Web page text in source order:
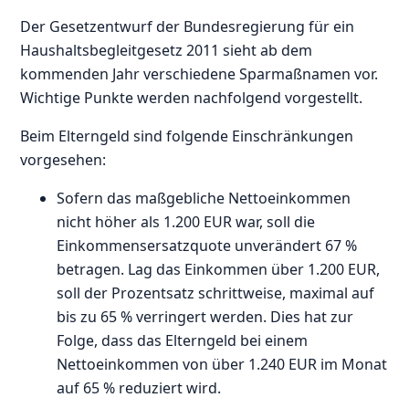
Der Gesetzentwurf der Bundesregierung für ein
Haushaltsbegleitgesetz 2011 sieht ab dem
kommenden Jahr verschiedene Sparmaßnamen vor.
Wichtige Punkte werden nachfolgend vorgestellt.
Beim Elterngeld sind folgende Einschränkungen
vorgesehen:
Sofern das maßgebliche Nettoeinkommen
nicht höher als 1.200 EUR war, soll die
Einkommensersatzquote unverändert 67 %
betragen. Lag das Einkommen über 1.200 EUR,
soll der Prozentsatz schrittweise, maximal auf
bis zu 65 % verringert werden. Dies hat zur
Folge, dass das Elterngeld bei einem
Nettoeinkommen von über 1.240 EUR im Monat
auf 65 % reduziert wird.